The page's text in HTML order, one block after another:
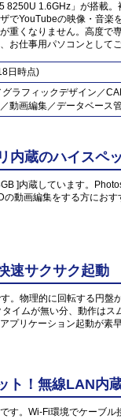
8250U 1.6GHz」が搭載。
でYouTubeの映像・音楽
重くなりません。高度で
お仕事用パソコンとして
日時点)
ラフィックデザイン／
動画編集／データベー
内蔵のハイスペ
]内蔵しています。
動画編集をする方におす
速サクサク起動
。物理的に回転する円盤
イムが無い分、動作はス
プリケーション起動が素
ト！無線LAN内
す。Wi-Fi環境でケーブル